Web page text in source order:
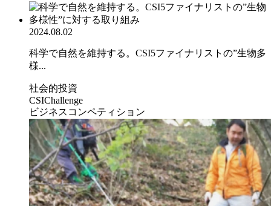
2024.08.02
科学で自然を維持する。CSI5ファイナリストの”生物多
様...
社会的投資
CSIChallenge
ビジネスコンペティション